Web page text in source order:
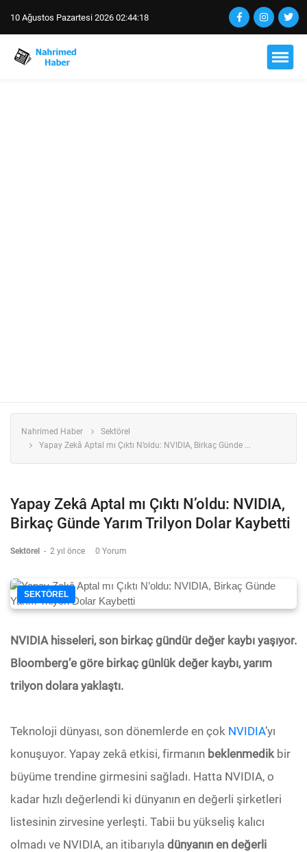
10 Ağustos Pazartesi 2026 02:44:19
Nahrimed Haber
Sektörel
Yapay Zekâ Aptal mı Çıktı N’oldu: NVIDIA, Birkaç Günde ...
Yapay Zekâ Aptal mı Çıktı N’oldu: NVIDIA,
Birkaç Günde Yarım Trilyon Dolar Kaybetti
Sektörel - 2 yıl önce 0 Yorum
SEKTÖREL
NVIDIA hisseleri, son birkaç gündür değer kaybı yaşıyor.
Bloomberg’e göre birkaç günlük değer kaybı, yarım
trilyon dolara yaklaştı.
Teknoloji dünyası, son dönemlerde en çok NVIDIA’yı
konuşuyor. Yapay zekâ etkisi, firmanın beklenmedik bir
büyüme trendine girmesini sağladı. Hatta NVIDIA, o
kadar hızlı değerlendi ki dünyanın en değerli şirketleri
listesinin zirvesine yerleşti. Tabii bu yükseliş kalıcı
olmadı ve NVIDIA, an itibarıyla dünyanın en değerli